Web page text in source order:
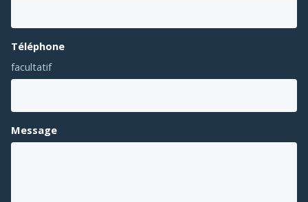
Téléphone
facultatif
Message